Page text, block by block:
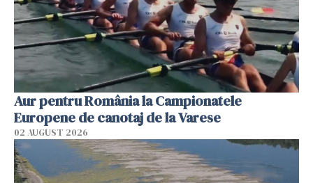
Aur pentru România la Campionatele
Europene de canotaj de la Varese
02 AUGUST 2026